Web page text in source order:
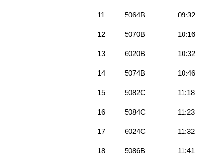
11 5064B 09:32
12 5070B 10:16
13 6020B 10:32
14 5074B 10:46
15 5082C 11:18
16 5084C 11:23
17 6024C 11:32
18 5086B 11:41